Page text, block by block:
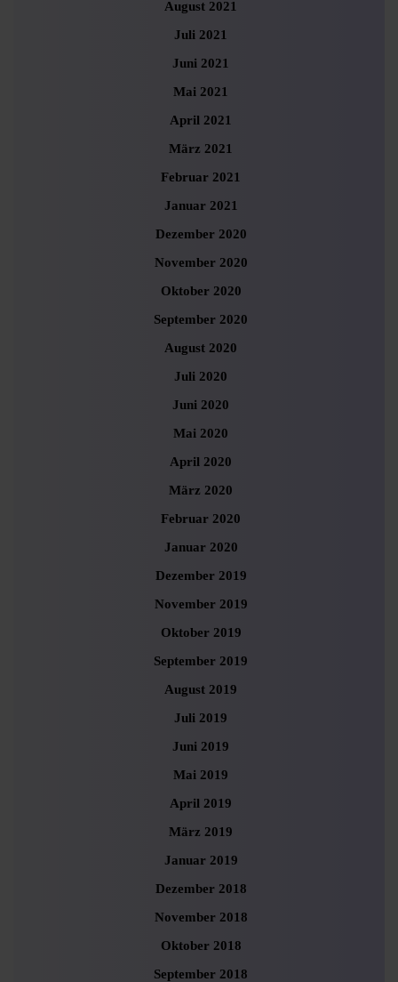
August 2021
Juli 2021
Juni 2021
Mai 2021
April 2021
März 2021
Februar 2021
Januar 2021
Dezember 2020
November 2020
Oktober 2020
September 2020
August 2020
Juli 2020
Juni 2020
Mai 2020
April 2020
März 2020
Februar 2020
Januar 2020
Dezember 2019
November 2019
Oktober 2019
September 2019
August 2019
Juli 2019
Juni 2019
Mai 2019
April 2019
März 2019
Januar 2019
Dezember 2018
November 2018
Oktober 2018
September 2018